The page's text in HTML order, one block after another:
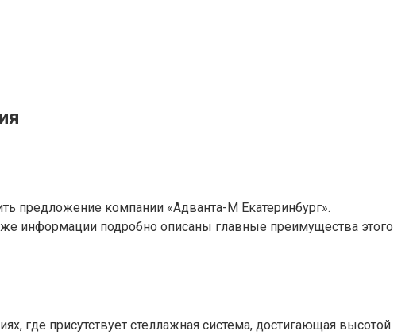
предложение компании «Адванта-М Екатеринбург».
информации подробно описаны главные преимущества этого
где присутствует стеллажная система, достигающая высотой